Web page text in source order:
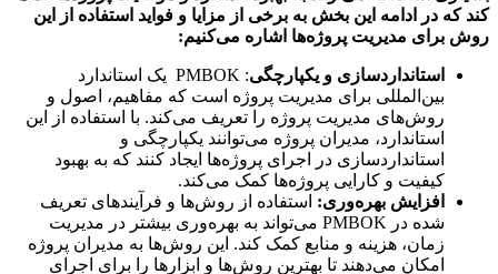
در ادامه این بخش به برخی از مزایا و فواید استفاده از این
برای مدیریت پروژه‌ها اشاره می‌کنیم:
استانداردسازی و یکپارچگی
: PMBOK یک استاندارد
بین‌المللی برای مدیریت پروژه است که مفاهیم، اصول و
روش‌های مدیریت پروژه را تعریف می‌کند. با استفاده از این
استاندارد، مدیران پروژه می‌توانند یکپارچگی و
استانداردسازی در اجرای پروژه‌ها ایجاد کنند که به بهبود
کیفیت و کارایی پروژه‌ها کمک می‌کند.
افزایش بهره‌وری:استفاده از روش‌ها و فرآیندهای تعریف
شده در PMBOK می‌تواند به بهره‌وری بیشتر در مدیریت
زمان، هزینه و منابع کمک کند. این روش‌ها به مدیران پروژه
امکان می‌دهند تا بهترین روش‌ها و ابزارها را برای اجرای